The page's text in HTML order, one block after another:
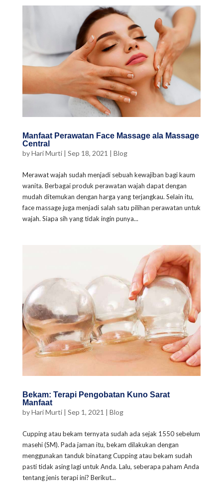
Manfaat Perawatan Face Massage ala Massage
Central
byHari Murti| Sep 18, 2021 | Blog
Merawat wajah sudah menjadi sebuah kewajiban bagi kaum
wanita. Berbagai produk perawatan wajah dapat dengan
mudah ditemukan dengan harga yang terjangkau. Selain itu,
face massage juga menjadi salah satu pilihan perawatan untuk
wajah. Siapa sih yang tidak ingin punya...
Bekam: Terapi Pengobatan Kuno Sarat
Manfaat
byHari Murti| Sep 1, 2021 | Blog
Cupping atau bekam ternyata sudah ada sejak 1550 sebelum
masehi (SM). Pada jaman itu, bekam dilakukan dengan
menggunakan tanduk binatang Cupping atau bekam sudah
pasti tidak asing lagi untuk Anda. Lalu, seberapa paham Anda
tentang jenis terapi ini? Berikut...